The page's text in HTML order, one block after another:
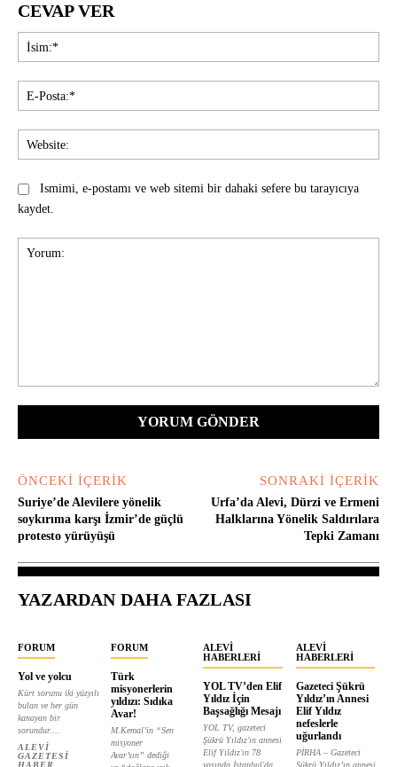
CEVAP VER
Ismimi, e-postamı ve web sitemi bir dahaki sefere bu tarayıcıya
kaydet.
ÖNCEKI İÇERIK
Suriye’de Alevilere yönelik
soykırıma karşı İzmir’de güçlü
protesto yürüyüşü
SONRAKI İÇERIK
Urfa’da Alevi, Dürzi ve Ermeni
Halklarına Yönelik Saldırılara
Tepki Zamanı
YAZARDAN DAHA FAZLASI
FORUM
Yol ve yolcu
Kürt sorunu iki yüzyılı
bulan ve her gün
kanayan bir
sorundur....
ALEVI
GAZETESI
HABER
FORUM
Türk
misyonerlerin
yıldızı: Sıdıka
Avar!
M.Kemal’in “Sen
misyoner
Avar’sın” dediği
ALEVI
HABERLERI
YOL TV’den Elif
Yıldız İçin
Başsağlığı Mesajı
YOL TV, gazeteci
Şükrü Yıldız'ın annesi
Elif Yıldız'ın 78
yaşında İstanbul'da...
ALEVI
HABERLERI
Gazeteci Şükrü
Yıldız’ın Annesi
Elif Yıldız
nefeslerle
uğurlandı
PİRHA – Gazeteci
Şükrü Yıldız’ın annesi